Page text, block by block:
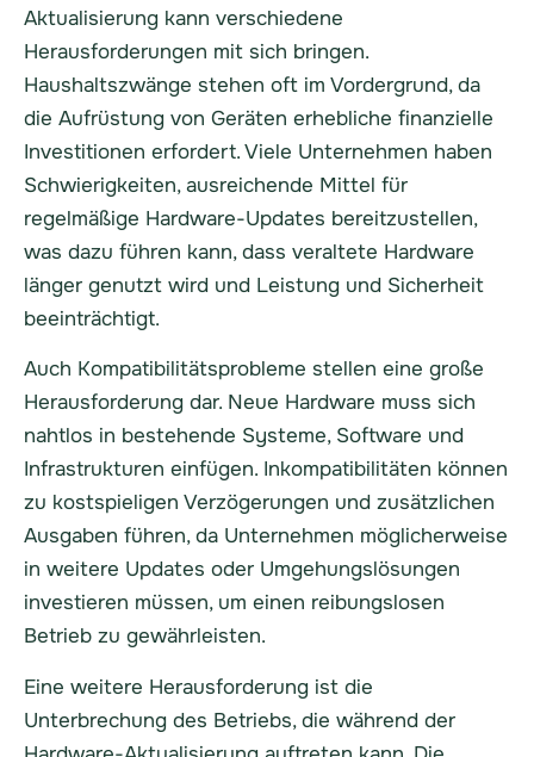
Aktualisierung kann verschiedene
Herausforderungen mit sich bringen.
Haushaltszwänge stehen oft im Vordergrund, da
die Aufrüstung von Geräten erhebliche finanzielle
Investitionen erfordert. Viele Unternehmen haben
Schwierigkeiten, ausreichende Mittel für
regelmäßige Hardware-Updates bereitzustellen,
was dazu führen kann, dass veraltete Hardware
länger genutzt wird und Leistung und Sicherheit
beeinträchtigt.
Auch Kompatibilitätsprobleme stellen eine große
Herausforderung dar. Neue Hardware muss sich
nahtlos in bestehende Systeme, Software und
Infrastrukturen einfügen. Inkompatibilitäten können
zu kostspieligen Verzögerungen und zusätzlichen
Ausgaben führen, da Unternehmen möglicherweise
in weitere Updates oder Umgehungslösungen
investieren müssen, um einen reibungslosen
Betrieb zu gewährleisten.
Eine weitere Herausforderung ist die
Unterbrechung des Betriebs, die während der